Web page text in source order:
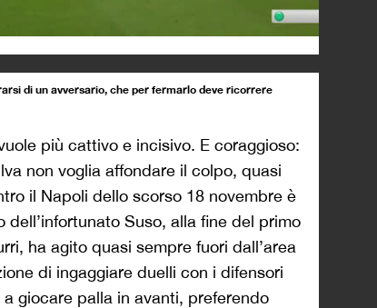
di un avversario, che per fermarlo deve ricorrere
più cattivo e incisivo. E coraggioso:
non voglia affondare il colpo, quasi
il Napoli dello scorso 18 novembre è
Suso, alla fine del primo
ha agito quasi sempre fuori dall’area
di ingaggiare duelli con i difensori
giocare palla in avanti, preferendo